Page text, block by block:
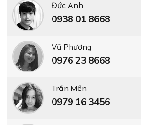
NGƯỜI NỔI TIẾNG BẢO